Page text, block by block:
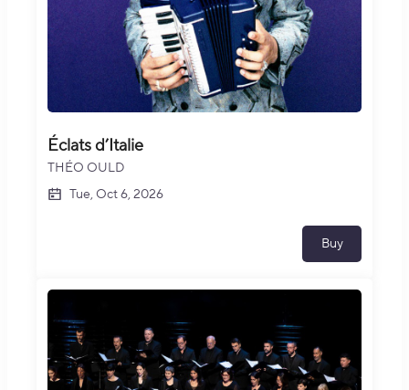
Éclats d’Italie
THÉO OULD
Tue, Oct 6, 2026
Buy